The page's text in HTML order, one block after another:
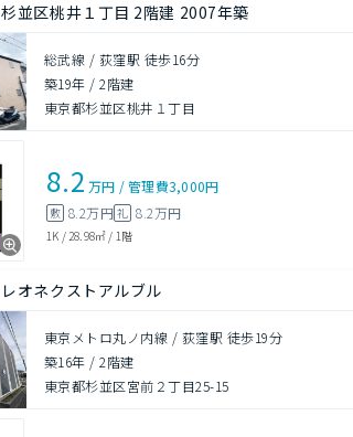
杉並区桃井１丁目 2階建 2007年築
総武線 / 荻窪駅 徒歩16分
築19年 /2階建
東京都杉並区桃井１丁目
8.2 万円 /管理費3,000円
敷 8.2万円礼 8.2万円
1K / 28.98㎡ / 1階
レオネクストアルブル
東京メトロ丸ノ内線 / 荻窪駅 徒歩19分
築16年 /2階建
東京都杉並区宮前２丁目25-15